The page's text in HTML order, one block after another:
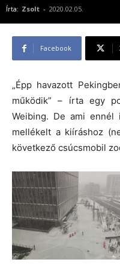
Írta: Zsolt - 2020.02.05.
Facebook
„Épp havazott
működik” – írta egy
Weibing. De ami
mellékelt a kiíráshoz
következő csúcsmobil